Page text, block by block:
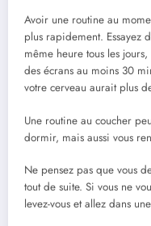
Avoir une routine au
plus rapidement. Essayez
même heure tous les
des écrans au moins 30
votre cerveau aurait plus
Une routine au coucher
dormir, mais aussi vous
Ne pensez pas que vous
tout de suite. Si vous ne
levez-vous et allez dans